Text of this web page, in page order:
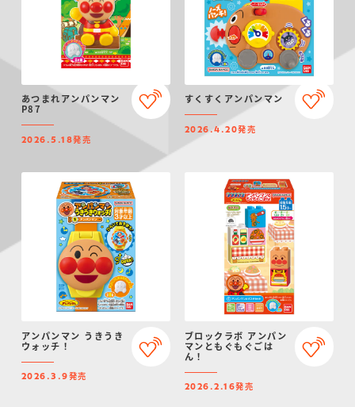
あつまれアンパンマン
P87
2026.5.18発売
すくすくアンパンマン
2026.4.20発売
アンパンマン うきうき
ウォッチ！
2026.3.9発売
ブロックラボ アンパン
マンともぐもぐごは
ん！
2026.2.16発売